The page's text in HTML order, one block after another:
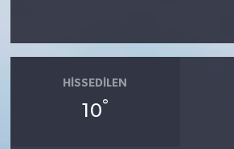
HISSEDILEN
10°